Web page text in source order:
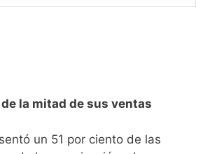
de la mitad de sus ventas
un 51 por ciento de las